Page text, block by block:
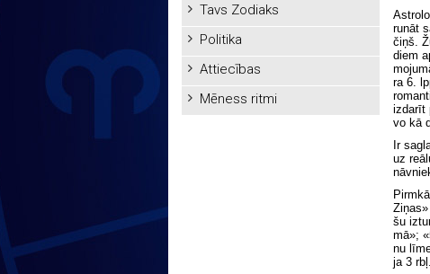
Tavs Zodiaks
Politika
Attiecības
Mēness ritmi
ru­nāt
čiņš.
diem
ra 6.
iz­da­rīt
vo kā
Ir
uz
šu
mā»;
nu
ja 3 rbļ.